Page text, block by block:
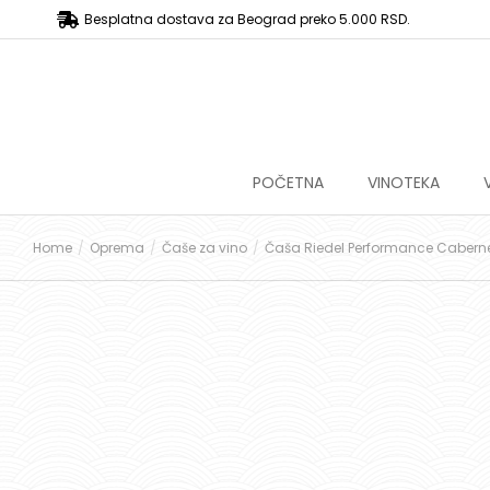
Besplatna dostava za Beograd preko 5.000 RSD.
POČETNA VINOTEKA
You are here:
Home Oprema Čaše za vino Čaša Riedel Performance